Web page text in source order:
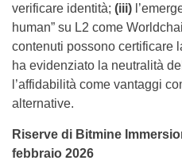
verificare identità; (iii)
human” su L2 come
contenuti possono certificare
ha evidenziato la neutralità
l’affidabilità come vantaggi
alternative.
Riserve di Bitmine
febbraio 2026